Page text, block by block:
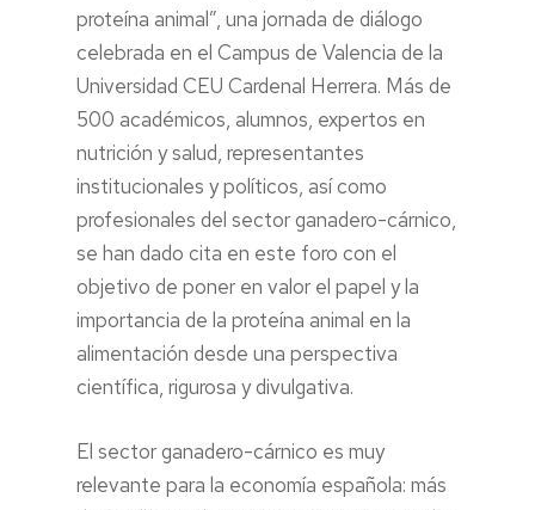
proteína animal”, una jornada de diálogo
celebrada en el Campus de Valencia de la
Universidad CEU Cardenal Herrera. Más de
500 académicos, alumnos, expertos en
nutrición y salud, representantes
institucionales y políticos, así como
profesionales del sector ganadero-cárnico,
se han dado cita en este foro con el
objetivo de poner en valor el papel y la
importancia de la proteína animal en la
alimentación desde una perspectiva
científica, rigurosa y divulgativa.
El sector ganadero-cárnico es muy
relevante para la economía española: más